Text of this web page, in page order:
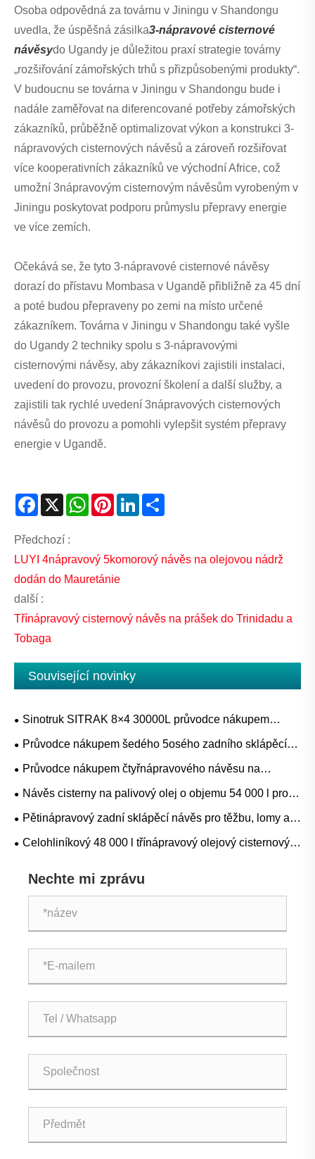
Osoba odpovědná za továrnu v Jiningu v Shandongu
uvedla, že úspěšná zásilka3-nápravové cisternové
návěsydo Ugandy je důležitou praxí strategie továrny
„rozšiřování zámořských trhů s přizpůsobenými produkty“.
V budoucnu se továrna v Jiningu v Shandongu bude i
nadále zaměřovat na diferencované potřeby zámořských
zákazníků, průběžně optimalizovat výkon a konstrukci 3-
nápravových cisternových návěsů a zároveň rozšiřovat
více kooperativních zákazníků ve východní Africe, což
umožní 3nápravovým cisternovým návěsům vyrobeným v
Jiningu poskytovat podporu průmyslu přepravy energie
ve více zemích.
Očekává se, že tyto 3-nápravové cisternové návěsy
dorazí do přístavu Mombasa v Ugandě přibližně za 45 dní
a poté budou přepraveny po zemi na místo určené
zákazníkem. Továrna v Jiningu v Shandongu také vyšle
do Ugandy 2 techniky spolu s 3-nápravovými
cisternovými návěsy, aby zákazníkovi zajistili instalaci,
uvedení do provozu, provozní školení a další služby, a
zajistili tak rychlé uvedení 3nápravových cisternových
návěsů do provozu a pomohli vylepšit systém přepravy
energie v Ugandě.
Facebook
X WhatsAppPinterestLinkedIn
Předchozí :
LUYI 4nápravový 5komorový návěs na olejovou nádrž
dodán do Mauretánie
další :
Třínápravový cisternový návěs na prášek do Trinidadu a
Tobaga
Související novinky
Sinotruk SITRAK 8×4 30000L průvodce nákupem
cisteren na palivo pro projekty doplňování nafty, benzínu
Průvodce nákupem šedého 5osého zadního sklápěcího
návěsu pro těžbu, lom a přepravu těžkých sypkých
Průvodce nákupem čtyřnápravového návěsu na
cementovou cisternu pro přepravu volně loženého
Návěs cisterny na palivový olej o objemu 54 000 l pro
přepravu hromadného paliva: Aplikace, specifikace a
Pětinápravový zadní sklápěcí návěs pro těžbu, lomy a
stavební hromadnou dopravu
Celohliníkový 48 000 l třínápravový olejový cisternový
Nechte mi zprávu